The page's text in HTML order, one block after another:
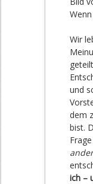
Wir
und
dem
bist.
ich –